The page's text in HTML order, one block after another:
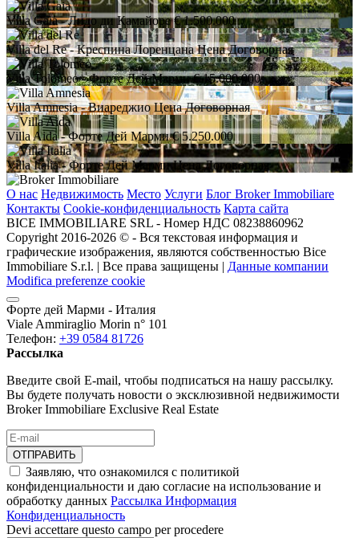
Villa Gaia- Лидо ди Камайоре € 1.500.000
Villa del Re- Креспина Лоренцана Цена Договорная
Villa Tolomeo- Форте Дей Марми € 15.000.000
Villa Amnesia- Виареджио Цена Договорная
Villa Aida- Форте Дей Марми € 5.250.000
Villa Italia- Форте Дей Марми Цена Договорная
О нас Недвижимость Место Услуги Блог Broker Immobiliare
Контакты Cookie-конфиденциальность Карта сайта
BICE IMMOBILIARE SRL - Номер НДС 08238860962
Copyright 2016-2026 ©️ - Вся текстовая информация и
графические изображения, являются собственностью Bice
Immobiliare S.r.l. | Все права защищены | Данные компании
Modifica preferenze cookie
Форте дей Марми - Италия
Viale Ammiraglio Morin n° 101
Телефон: +39 0584 81726
Рассылка
Введите свой E-mail, чтобы подписаться на нашу рассылку.
Вы будете получать новости о эксклюзивной недвижимости
Broker Immobiliare Exclusive Real Estate
ОТПРАВИТЬ
Заявляю, что ознакомился с политикой
конфиденциальности и даю согласие на использование и
обработку данных Рассылка Информация
Конфиденциальность
Devi accettare questo campo per procedere